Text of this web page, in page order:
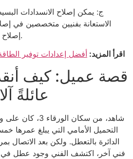
ج: يمكن إصلاح الانسدادات
الاستعانة بفنيين متخصصين في
إصلاح المحرك أو حوض الغسالة.
اقرأ المزيد: أفضل إعدادات توفير
قصة عميل: كيف
عائلةً
شاهد، من سكان
التحميل الأمامي التي يبلغ عمرها
الدائرة بالتعطل. ولكن بعد الاتصال
فني آخر، اكتشف الفني وجود عطل في